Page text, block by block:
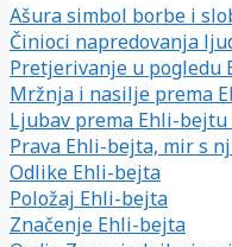
Ašura simbol borbe i
Činioci napredovanja
Pretjerivanje u pogledu
Mržnja i nasilje prema
Ljubav prema Ehli-
Prava Ehli-bejta, mir s
Odlike Ehli-bejta
Položaj Ehli-bejta
Značenje Ehli-bejta